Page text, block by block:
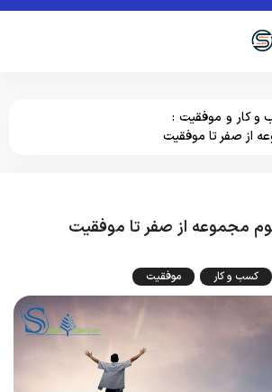
و کار و موفقیت :
از صفر تا موفقیت
مجموعه از صفر تا موفقیت
کسب و کار موفقیت